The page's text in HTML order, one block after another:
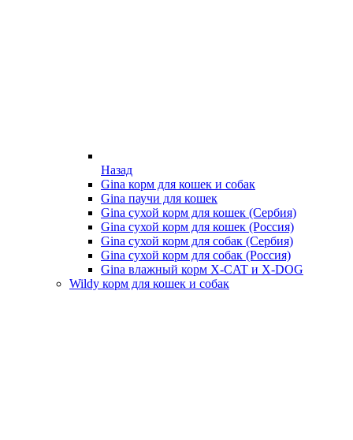
Назад
Gina корм для кошек и собак
Gina паучи для кошек
Gina сухой корм для кошек (Сербия)
Gina сухой корм для кошек (Россия)
Gina сухой корм для собак (Сербия)
Gina сухой корм для собак (Россия)
Gina влажный корм X-CAT и X-DOG
Wildy корм для кошек и собак